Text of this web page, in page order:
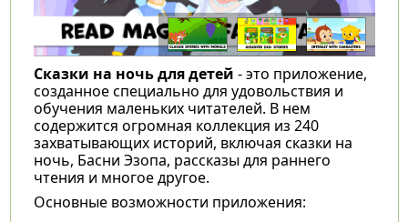
Сказки на ночь для детей - это приложение,
созданное специально для удовольствия и
обучения маленьких читателей. В нем
содержится огромная коллекция из 240
захватывающих историй, включая сказки на
ночь, Басни Эзопа, рассказы для раннего
чтения и многое другое.
Основные возможности приложения: